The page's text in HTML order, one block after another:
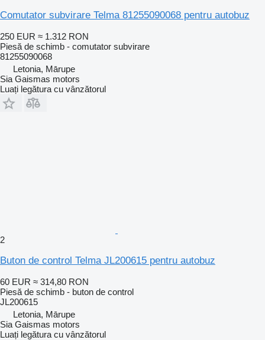
Comutator subvirare Telma 81255090068 pentru autobuz
250 EUR ≈ 1.312 RON
Piesă de schimb - comutator subvirare
81255090068
Letonia, Mārupe
Sia Gaismas motors
Luați legătura cu vânzătorul
2
Buton de control Telma JL200615 pentru autobuz
60 EUR ≈ 314,80 RON
Piesă de schimb - buton de control
JL200615
Letonia, Mārupe
Sia Gaismas motors
Luați legătura cu vânzătorul